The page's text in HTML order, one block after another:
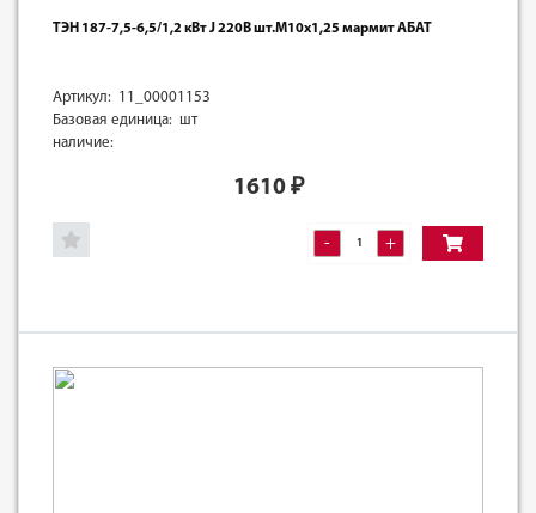
ТЭН 187-7,5-6,5/1,2 кВт J 220В шт.М10х1,25 мармит АБАТ
Артикул: 11_00001153
Базовая единица: шт
наличие:
1610₽
- +